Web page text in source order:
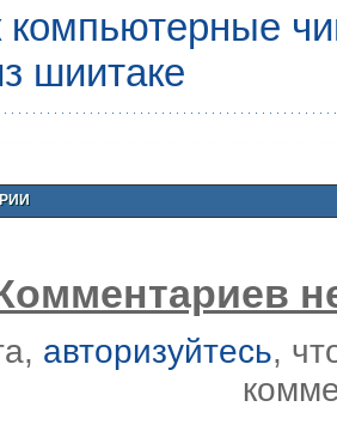
компьютерные
шиитаке
авторизуйтесь,